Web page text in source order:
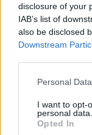
disclosure of your
IAB’s list of
also be disclosed
Downstream
Personal
I want to opt-
personal data.
Opted In
zadaniu
Dlatego